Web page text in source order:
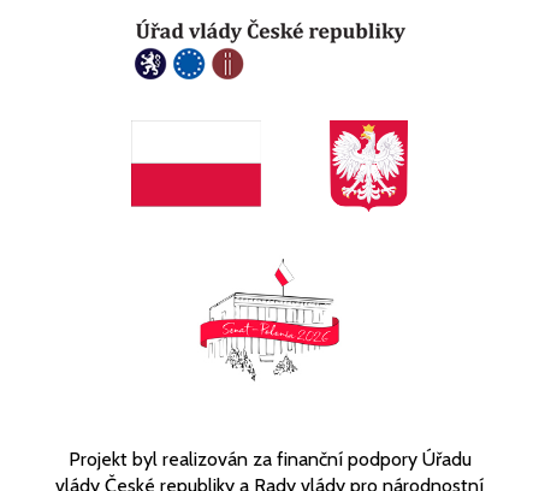
Projekt byl realizován za finanční podpory Úřadu
vlády České republiky a Rady vlády pro národnostní